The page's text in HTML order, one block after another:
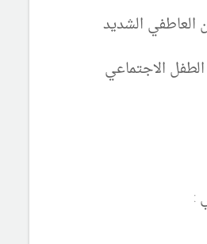
العاطفي الشديد
الاجتماعي
: